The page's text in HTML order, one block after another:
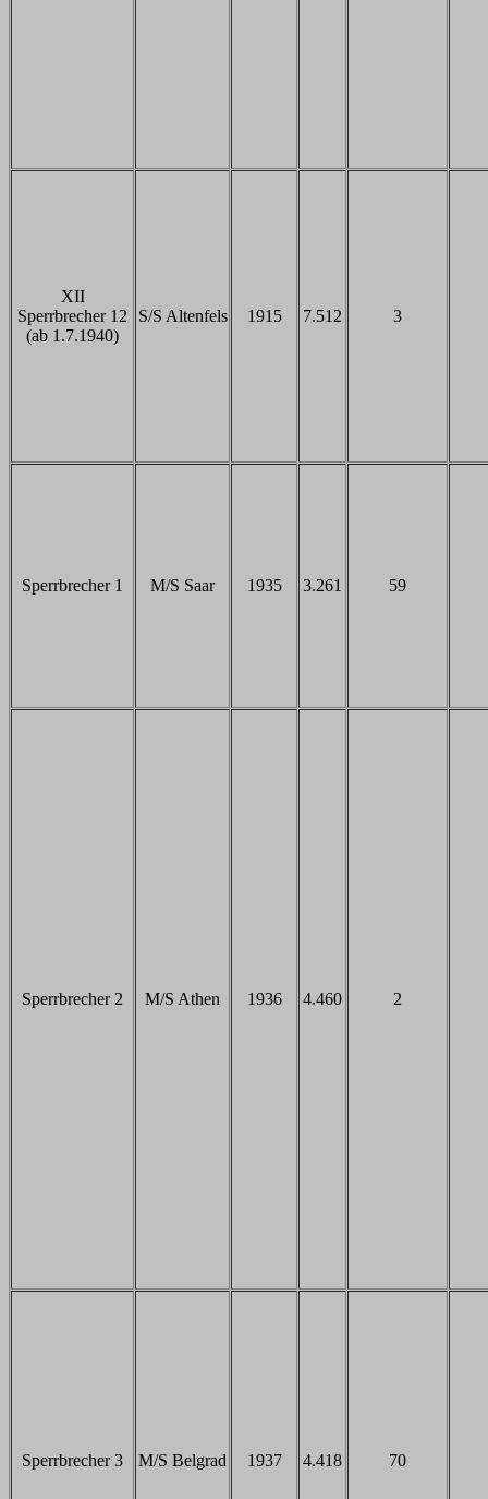
XII
Sperrbrecher 12
(ab 1.7.1940)
S/S Altenfels 1915 7.512 3
Sperrbrecher 1 M/S Saar 1935 3.261 59
Sperrbrecher 2 M/S Athen 1936 4.460 2
Sperrbrecher 3 M/S Belgrad 1937 4.418 70